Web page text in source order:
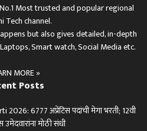
Most trusted and popular regional
Tech channel.
but also gives detailed, in-depth
Smart watch, Social Media etc.
MORE »
Posts
6777 अप्रेंटिस पदांची मेगा भरती; 12वी
मोठी संधी